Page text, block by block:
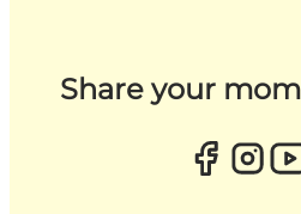
Share your